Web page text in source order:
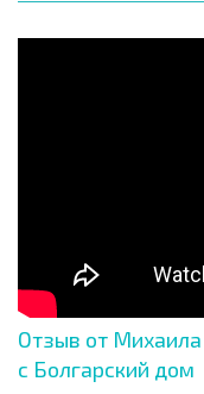
Отзыв от Михаила
с Болгарский дом